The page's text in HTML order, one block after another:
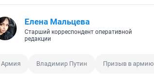
Елена Мальцева
Старший корреспондент оперативной
редакции
Армия Владимир Путин Призыв в армию